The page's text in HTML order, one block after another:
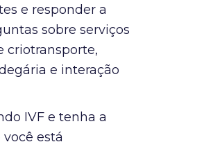
e responder a
sobre serviços
criotransporte,
e interação
IVF e tenha a
está